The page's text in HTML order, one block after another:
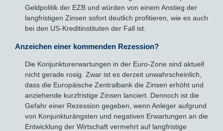
Geldpolitik der EZB und würden von einem Anstieg der
langfristigen Zinsen sofort deutlich profitieren, wie es auch
bei den US-Kreditinstituten der Fall ist.
Anzeichen einer kommenden Rezession?
Die Konjunkturerwartungen in der Euro-Zone sind aktuell
nicht gerade rosig. Zwar ist es derzeit unwahrscheinlich,
dass die Europäische Zentralbank die Zinsen erhöht und
anziehende kurzfristige Zinsen lanciert. Dennoch ist die
Gefahr einer Rezession gegeben, wenn Anleger aufgrund
von Konjunkturängsten und negativen Erwartungen an die
Entwicklung der Wirtschaft vermehrt auf langfristige